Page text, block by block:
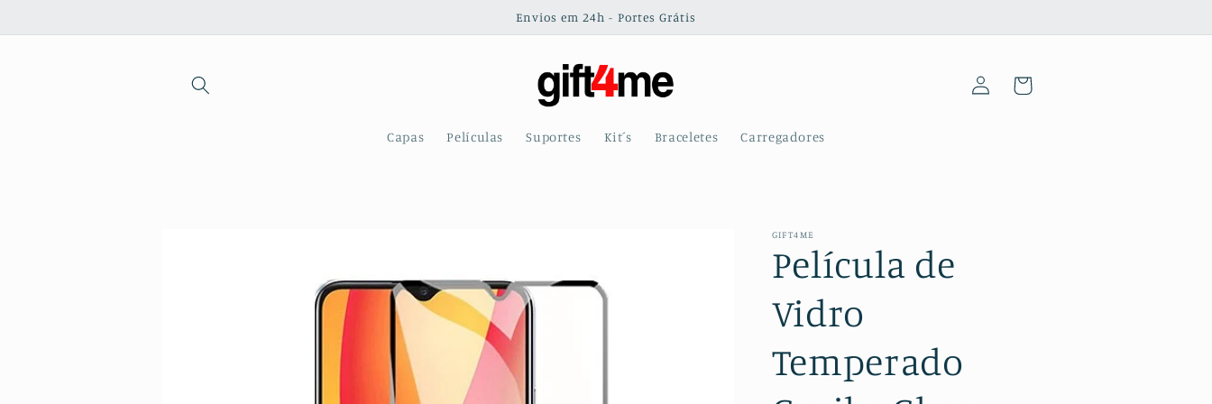
conteúdo
Envios em 24h - Portes Grátis
Capas Películas Suportes Kit´s Braceletes Carregadores
Iniciar
sessão
Carrinho
GIFT4ME
Película de
Vidro
Temperado